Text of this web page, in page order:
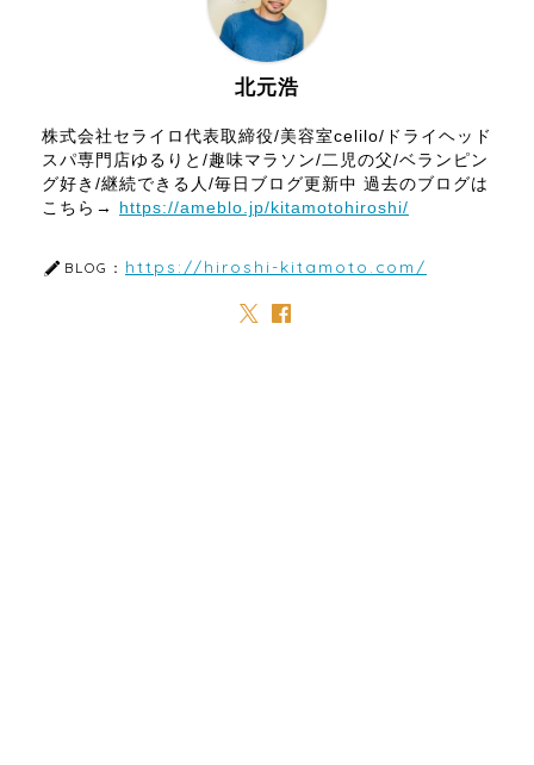
北元浩
株式会社セライロ代表取締役/美容室celilo/ドライヘッド
スパ専門店ゆるりと/趣味マラソン/二児の父/ベランピン
グ好き/継続できる人/毎日ブログ更新中 過去のブログは
こちら→ https://ameblo.jp/kitamotohiroshi/
BLOG： https://hiroshi-kitamoto.com/